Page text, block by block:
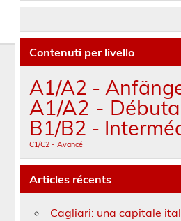
Contenuti per livello
A1/A2 -
A1/A2 -
B1/B2 -
C1/C2 - Avancé
Articles récents
Cagliari: una capitale